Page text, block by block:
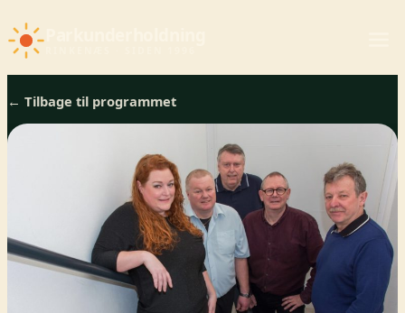
← Tilbage til programmet